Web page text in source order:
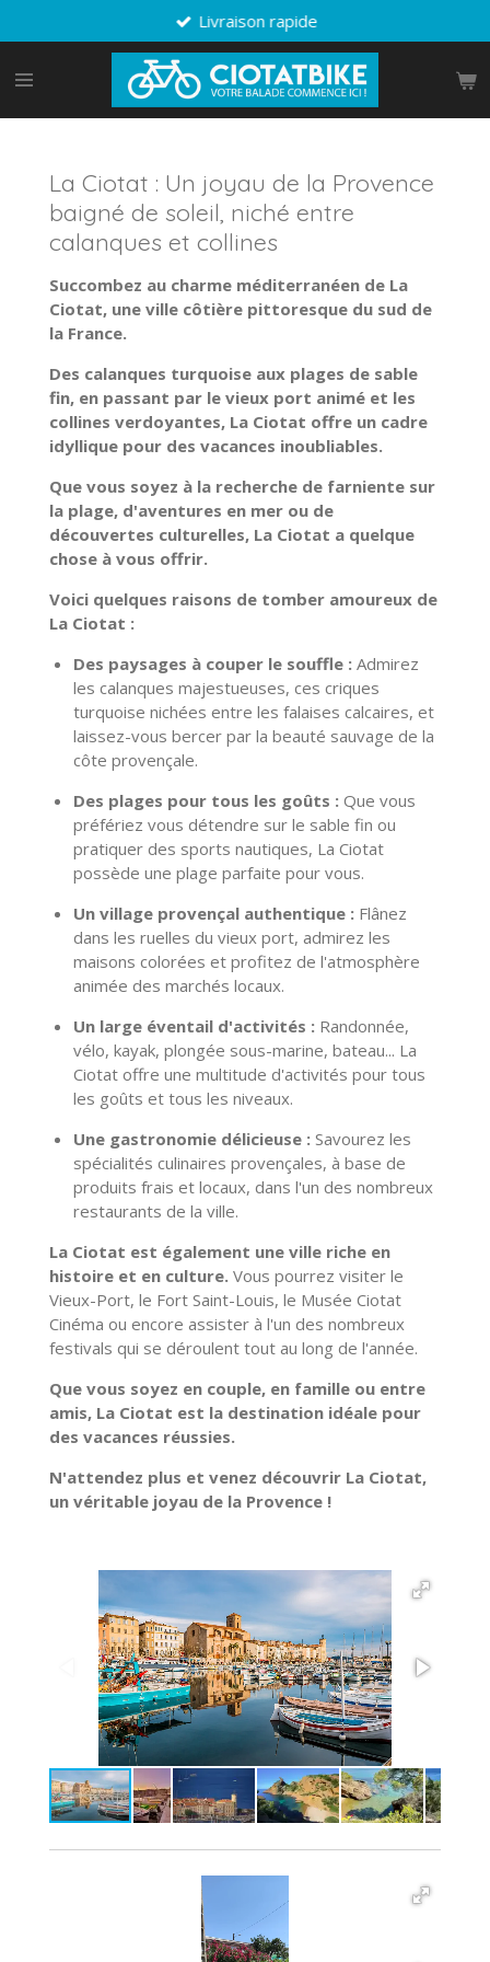
au
contenu
Livraison rapide
La Ciotat : Un joyau de la Provence
baigné de soleil, niché entre
calanques et collines
Succombez au charme méditerranéen de La
Ciotat, une ville côtière pittoresque du sud de
la France.
Des calanques turquoise aux plages de sable
fin, en passant par le vieux port animé et les
collines verdoyantes, La Ciotat offre un cadre
idyllique pour des vacances inoubliables.
Que vous soyez à la recherche de farniente sur
la plage, d'aventures en mer ou de
découvertes culturelles, La Ciotat a quelque
chose à vous offrir.
Voici quelques raisons de tomber amoureux de
La Ciotat :
Des paysages à couper le souffle : Admirez
les calanques majestueuses, ces criques
turquoise nichées entre les falaises calcaires, et
laissez-vous bercer par la beauté sauvage de la
côte provençale.
Des plages pour tous les goûts : Que vous
préfériez vous détendre sur le sable fin ou
pratiquer des sports nautiques, La Ciotat
possède une plage parfaite pour vous.
Un village provençal authentique : Flânez
dans les ruelles du vieux port, admirez les
maisons colorées et profitez de l'atmosphère
animée des marchés locaux.
Un large éventail d'activités : Randonnée,
vélo, kayak, plongée sous-marine, bateau... La
Ciotat offre une multitude d'activités pour tous
les goûts et tous les niveaux.
Une gastronomie délicieuse : Savourez les
spécialités culinaires provençales, à base de
produits frais et locaux, dans l'un des nombreux
restaurants de la ville.
La Ciotat est également une ville riche en
histoire et en culture. Vous pourrez visiter le
Vieux-Port, le Fort Saint-Louis, le Musée Ciotat
Cinéma ou encore assister à l'un des nombreux
festivals qui se déroulent tout au long de l'année.
Que vous soyez en couple, en famille ou entre
amis, La Ciotat est la destination idéale pour
des vacances réussies.
N'attendez plus et venez découvrir La Ciotat,
un véritable joyau de la Provence !